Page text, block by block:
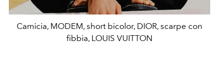
Camicia, MODEM, short bicolor, DIOR, scarpe con
fibbia, LOUIS VUITTON